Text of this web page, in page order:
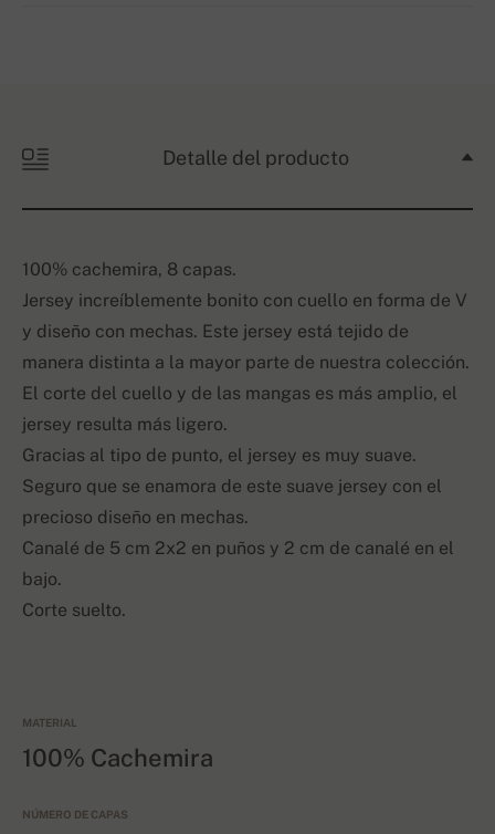
Detalle del producto
100% cachemira, 8 capas.
Jersey increíblemente bonito con cuello en forma de V
y diseño con mechas. Este jersey está tejido de
manera distinta a la mayor parte de nuestra colección.
El corte del cuello y de las mangas es más amplio, el
jersey resulta más ligero.
Gracias al tipo de punto, el jersey es muy suave.
Seguro que se enamora de este suave jersey con el
precioso diseño en mechas.
Canalé de 5 cm 2x2 en puños y 2 cm de canalé en el
bajo.
Corte suelto.
MATERIAL
100% Cachemira
NÚMERO DE CAPAS